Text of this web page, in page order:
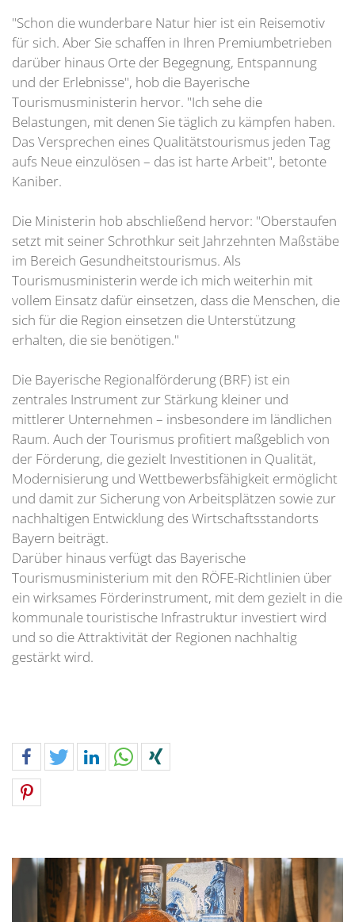
"Schon die wunderbare Natur hier ist ein Reisemotiv
für sich. Aber Sie schaffen in Ihren Premiumbetrieben
darüber hinaus Orte der Begegnung, Entspannung
und der Erlebnisse", hob die Bayerische
Tourismusministerin hervor. "Ich sehe die
Belastungen, mit denen Sie täglich zu kämpfen haben.
Das Versprechen eines Qualitätstourismus jeden Tag
aufs Neue einzulösen – das ist harte Arbeit", betonte
Kaniber.
Die Ministerin hob abschließend hervor: "Oberstaufen
setzt mit seiner Schrothkur seit Jahrzehnten Maßstäbe
im Bereich Gesundheitstourismus. Als
Tourismusministerin werde ich mich weiterhin mit
vollem Einsatz dafür einsetzen, dass die Menschen, die
sich für die Region einsetzen die Unterstützung
erhalten, die sie benötigen."
Die Bayerische Regionalförderung (BRF) ist ein
zentrales Instrument zur Stärkung kleiner und
mittlerer Unternehmen – insbesondere im ländlichen
Raum. Auch der Tourismus profitiert maßgeblich von
der Förderung, die gezielt Investitionen in Qualität,
Modernisierung und Wettbewerbsfähigkeit ermöglicht
und damit zur Sicherung von Arbeitsplätzen sowie zur
nachhaltigen Entwicklung des Wirtschaftsstandorts
Bayern beiträgt.
Darüber hinaus verfügt das Bayerische
Tourismusministerium mit den RÖFE-Richtlinien über
ein wirksames Förderinstrument, mit dem gezielt in die
kommunale touristische Infrastruktur investiert wird
und so die Attraktivität der Regionen nachhaltig
gestärkt wird.